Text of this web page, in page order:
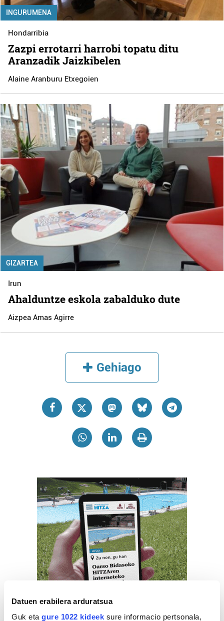
Datuen erabilera arduratsua
Guk eta gure 1022 kideek sure informacio pertsonala,
INGURUMENA
Hondarribia
Zazpi errotarri harrobi topatu ditu
Aranzadik Jaizkibelen
Alaine Aranburu Etxegoien
GIZARTEA
Irun
Ahalduntze eskola zabalduko dute
Aizpea Amas Agirre
Gehiago